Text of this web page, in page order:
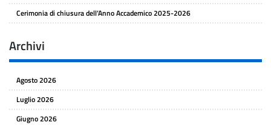
Cerimonia di chiusura dell’Anno Accademico 2025-2026
Archivi
Agosto 2026
Luglio 2026
Giugno 2026